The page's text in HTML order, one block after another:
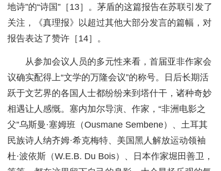
地诗”的“诗国”［13］。茅盾的这篇报告在苏联引发了
关注，《真理报》以超过其他大部分发言的篇幅，对
报告表达了赞许［14］。
从参加会议人员的多元性来看，首届亚非作家会
议确实配得上“文学的万隆会议”的称号。日后长期活
跃于文艺界的各国人士都纷纷来到塔什干，诸种奇妙
相遇让人感慨。塞内加尔导演、作家，“非洲电影之
父”乌斯曼·塞姆班（Ousmane Sembene）、土耳其
民族诗人纳齐姆·希克梅特、美国黑人解放运动领袖
杜·波依斯（W.E.B. Du Bois）、日本作家堀田善卫，